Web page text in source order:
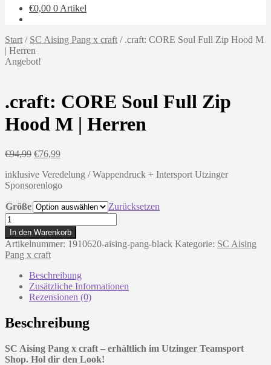
€0,00 0 Artikel
Start / SC Aising Pang x craft / .craft: CORE Soul Full Zip Hood M
| Herren
Angebot!
.craft: CORE Soul Full Zip
Hood M | Herren
€94,99 Ursprünglicher
war:
€94,99
€76,99Aktueller
ist:
€76,99.
inklusive Veredelung / Wappendruck + Intersport Utzinger
Sponsorenlogo
Größe
Zurücksetzen
.craft:
CORE
Soul
Full
Zip
Hood
Herren
Menge
In den Warenkorb
Artikelnummer: 1910620-aising-pang-black Kategorie: SC Aising
Pang x craft
Beschreibung
Zusätzliche Informationen
Rezensionen (0)
Beschreibung
SC Aising Pang x craft – erhältlich im Utzinger Teamsport
Shop. Hol dir den Look!